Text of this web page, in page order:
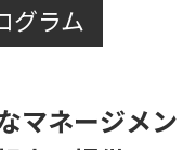
グラム
マネージメ